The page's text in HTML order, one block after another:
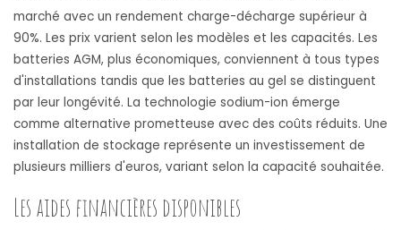
marché avec un rendement charge-décharge supérieur à
90%. Les prix varient selon les modèles et les capacités. Les
batteries AGM, plus économiques, conviennent à tous types
d'installations tandis que les batteries au gel se distinguent
par leur longévité. La technologie sodium-ion émerge
comme alternative prometteuse avec des coûts réduits. Une
installation de stockage représente un investissement de
plusieurs milliers d'euros, variant selon la capacité souhaitée.
Les aides financières disponibles